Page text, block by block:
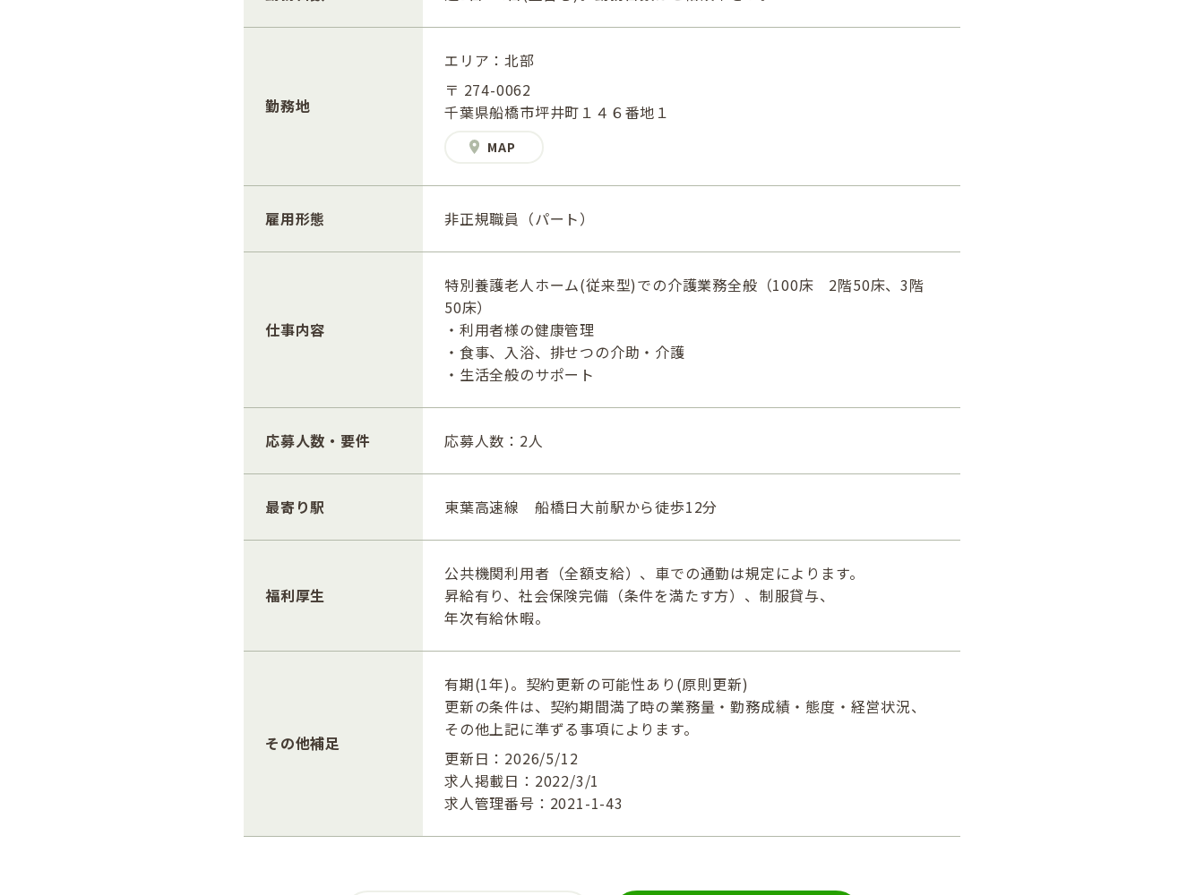
勤務地
エリア：北部
〒 274-0062
千葉県船橋市坪井町１４６番地１
MAP
雇用形態 非正規職員（パート）
仕事内容
特別養護老人ホーム(従来型)での介護業務全般（100床 2階50床、3階
50床）
・利用者様の健康管理
・食事、入浴、排せつの介助・介護
・生活全般のサポート
応募人数・要件 応募人数：2人
最寄り駅 東葉高速線 船橋日大前駅から徒歩12分
福利厚生
公共機関利用者（全額支給）、車での通勤は規定によります。
昇給有り、社会保険完備（条件を満たす方）、制服貸与、
年次有給休暇。
その他補足
有期(1年)。契約更新の可能性あり(原則更新)
更新の条件は、契約期間満了時の業務量・勤務成績・態度・経営状況、
その他上記に準ずる事項によります。
更新日：2026/5/12
求人掲載日：2022/3/1
求人管理番号：2021-1-43